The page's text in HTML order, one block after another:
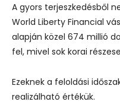
A gyors terjeszkedésből
World Liberty Financial
alapján közel 674 millió
fel, mivel sok korai
Ezeknek a feloldási
realizálható értékük.